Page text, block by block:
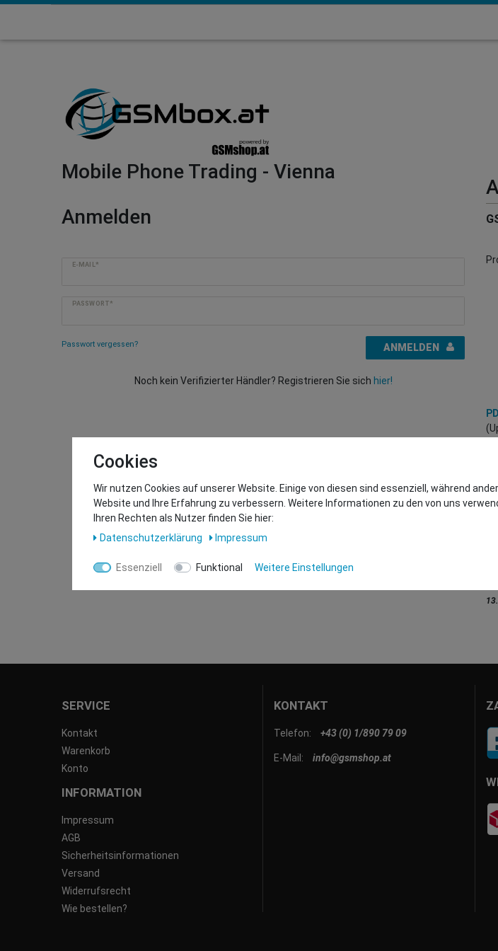
Mobile Phone Trading - Vienna
Anmelden
E-MAIL*
PASSWORT*
Passwort vergessen? ANMELDEN
Noch kein Verifizierter Händler? Registrieren Sie sich hier!
SERVICE
Kontakt
Warenkorb
Konto
INFORMATION
Impressum
AGB
Sicherheitsinformationen
Versand
Widerrufsrecht
Wie bestellen?
KONTAKT
Telefon: +43 (0) 1/890 79 09
E-Mail: info@gsmshop.at
Cookies
Wir nutzen Cookies auf unserer Website. Einige von diesen sind essenziell, während
Website und Ihre Erfahrung zu verbessern. Weitere Informationen zu den von uns
Ihren Rechten als Nutzer finden Sie hier:
Daten­schutz­erklärung
Impressum
Essenziell Funktional Weitere Einstellungen